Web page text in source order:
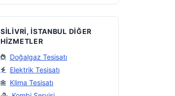
SILIVRI, İSTANBUL DIĞER
HIZMETLER
Doğalgaz Tesisatı
Elektrik Tesisatı
Klima Tesisatı